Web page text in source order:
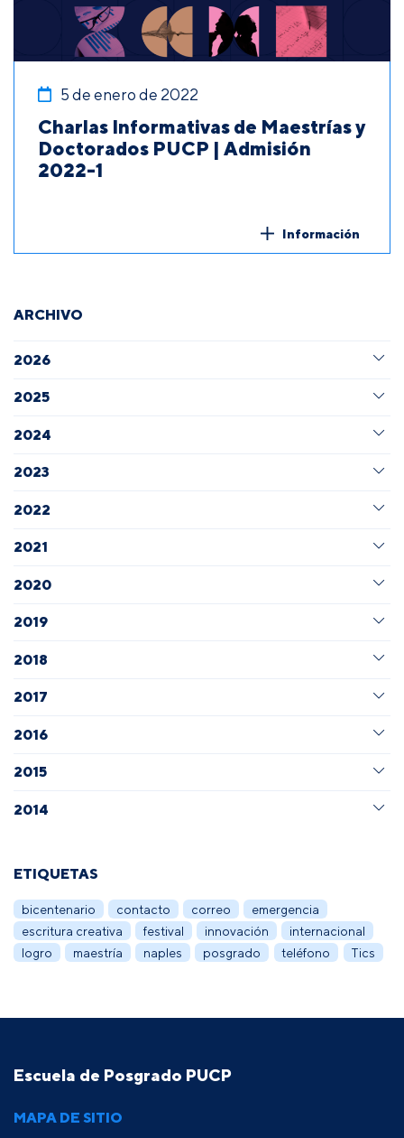
5 de enero de 2022
Charlas Informativas de Maestrías y
Doctorados PUCP | Admisión
2022-1
Información
ARCHIVO
2026
2025
2024
2023
2022
2021
2020
2019
2018
2017
2016
2015
2014
ETIQUETAS
bicentenario contacto correo
emergencia
escritura creativa
festival innovación
internacional
logro
maestría naples posgrado teléfono Tics
Escuela de Posgrado PUCP
MAPA DE SITIO